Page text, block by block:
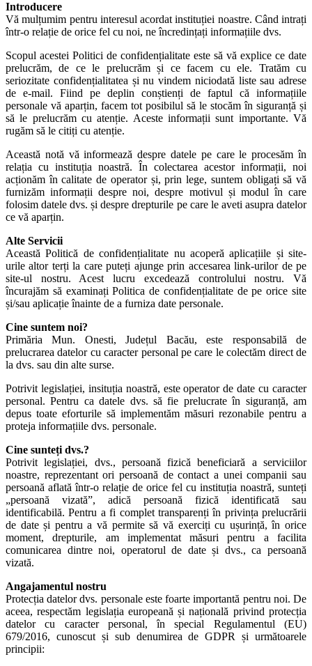
Introducere
Vă mulțumim pentru interesul acordat instituției noastre. Când intrați
într-o relație de orice fel cu noi, ne încredințați informațiile dvs.
Scopul acestei Politici de confidențialitate este să vă explice ce date
prelucrăm, de ce le prelucrăm și ce facem cu ele. Tratăm cu
seriozitate confidențialitatea și nu vindem niciodată liste sau adrese
de e-mail. Fiind pe deplin conștienți de faptul că informațiile
personale vă aparțin, facem tot posibilul să le stocăm în siguranță și
să le prelucrăm cu atenție. Aceste informații sunt importante. Vă
rugăm să le citiți cu atenție.
Această notă vă informează despre datele pe care le procesăm în
relația cu instituția noastră. În colectarea acestor informații, noi
acționăm în calitate de operator și, prin lege, suntem obligați să vă
furnizăm informații despre noi, despre motivul și modul în care
folosim datele dvs. și despre drepturile pe care le aveti asupra datelor
ce vă aparțin.
Alte Servicii
Această Politică de confidențialitate nu acoperă aplicațiile și site-
urile altor terți la care puteți ajunge prin accesarea link-urilor de pe
site-ul nostru. Acest lucru excedează controlului nostru. Vă
încurajăm să examinați Politica de confidențialitate de pe orice site
și/sau aplicație înainte de a furniza date personale.
Cine suntem noi?
Primăria Mun. Onesti, Județul Bacău, este responsabilă de
prelucrarea datelor cu caracter personal pe care le colectăm direct de
la dvs. sau din alte surse.
Potrivit legislației, insituția noastră, este operator de date cu caracter
personal. Pentru ca datele dvs. să fie prelucrate în siguranță, am
depus toate eforturile să implementăm măsuri rezonabile pentru a
proteja informațiile dvs. personale.
Cine sunteți dvs.?
Potrivit legislației, dvs., persoană fizică beneficiară a serviciilor
noastre, reprezentant ori persoană de contact a unei companii sau
persoană aflată într-o relație de orice fel cu instituția noastră, sunteți
„persoană vizată”, adică persoană fizică identificată sau
identificabilă. Pentru a fi complet transparenți în privința prelucrării
de date și pentru a vă permite să vă exerciți cu ușurință, în orice
moment, drepturile, am implementat măsuri pentru a facilita
comunicarea dintre noi, operatorul de date și dvs., ca persoană
vizată.
Angajamentul nostru
Protecția datelor dvs. personale este foarte importantă pentru noi. De
aceea, respectăm legislația europeană și națională privind protecția
datelor cu caracter personal, în special Regulamentul (EU)
679/2016, cunoscut și sub denumirea de GDPR și următoarele
principii: